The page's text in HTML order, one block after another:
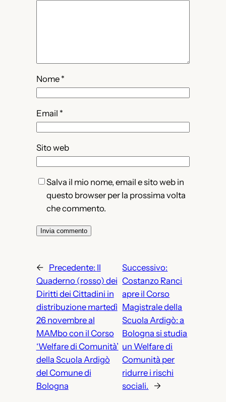
Nome *
Email *
Sito web
Salva il mio nome, email e sito web in
questo browser per la prossima volta
che commento.
← Precedente: Il
Quaderno (rosso) dei
Diritti dei Cittadini in
distribuzione martedì
26 novembre al
MAMbo con il Corso
‘Welfare di Comunità’
della Scuola Ardigò
del Comune di
Bologna
Successivo:
Costanzo Ranci
apre il Corso
Magistrale della
Scuola Ardigò: a
Bologna si studia
un Welfare di
Comunità per
ridurre i rischi
sociali.
→